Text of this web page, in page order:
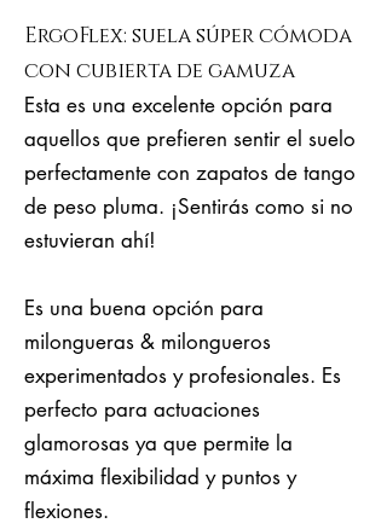
ErgoFlex: suela súper cómoda
con cubierta de gamuza
Esta es una excelente opción para
aquellos que prefieren sentir el suelo
perfectamente con zapatos de tango
de peso pluma. ¡Sentirás como si no
estuvieran ahí!
Es una buena opción para
milongueras & milongueros
experimentados y profesionales. Es
perfecto para actuaciones
glamorosas ya que permite la
máxima flexibilidad y puntos y
flexiones.